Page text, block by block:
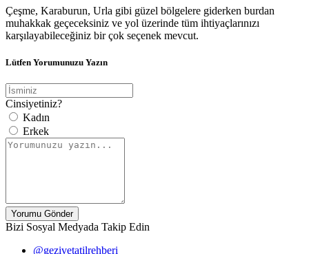
Çeşme, Karaburun, Urla gibi güzel bölgelere giderken burdan
muhakkak geçeceksiniz ve yol üzerinde tüm ihtiyaçlarınızı
karşılayabileceğiniz bir çok seçenek mevcut.
Lütfen Yorumunuzu Yazın
Cinsiyetiniz?
Kadın
Erkek
Yorumu Gönder
Bizi Sosyal Medyada Takip Edin
@gezivetatilrehberi